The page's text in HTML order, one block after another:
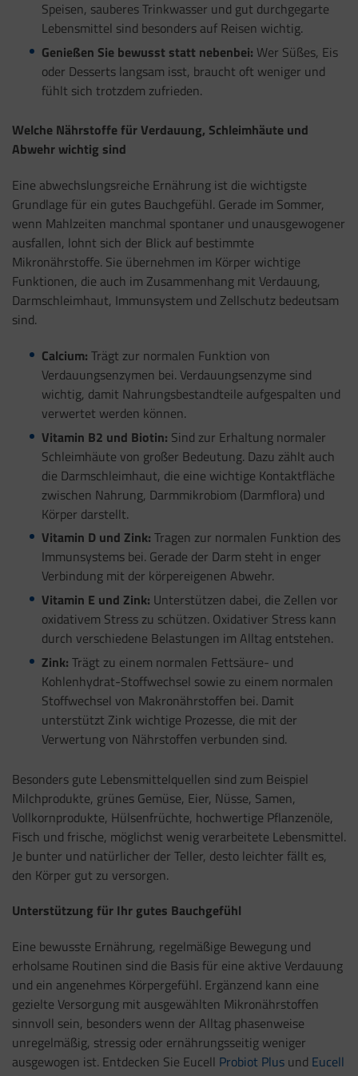
Speisen, sauberes Trinkwasser und gut durchgegarte
Lebensmittel sind besonders auf Reisen wichtig.
Genießen Sie bewusst statt nebenbei: Wer Süßes, Eis
oder Desserts langsam isst, braucht oft weniger und
fühlt sich trotzdem zufrieden.
Welche Nährstoffe für Verdauung, Schleimhäute und
Abwehr wichtig sind
Eine abwechslungsreiche Ernährung ist die wichtigste
Grundlage für ein gutes Bauchgefühl. Gerade im Sommer,
wenn Mahlzeiten manchmal spontaner und unausgewogener
ausfallen, lohnt sich der Blick auf bestimmte
Mikronährstoffe. Sie übernehmen im Körper wichtige
Funktionen, die auch im Zusammenhang mit Verdauung,
Darmschleimhaut, Immunsystem und Zellschutz bedeutsam
sind.
Calcium: Trägt zur normalen Funktion von
Verdauungsenzymen bei. Verdauungsenzyme sind
wichtig, damit Nahrungsbestandteile aufgespalten und
verwertet werden können.
Vitamin B2 und Biotin: Sind zur Erhaltung normaler
Schleimhäute von großer Bedeutung. Dazu zählt auch
die Darmschleimhaut, die eine wichtige Kontaktfläche
zwischen Nahrung, Darmmikrobiom (Darmflora) und
Körper darstellt.
Vitamin D und Zink: Tragen zur normalen Funktion des
Immunsystems bei. Gerade der Darm steht in enger
Verbindung mit der körpereigenen Abwehr.
Vitamin E und Zink: Unterstützen dabei, die Zellen vor
oxidativem Stress zu schützen. Oxidativer Stress kann
durch verschiedene Belastungen im Alltag entstehen.
Zink: Trägt zu einem normalen Fettsäure- und
Kohlenhydrat-Stoffwechsel sowie zu einem normalen
Stoffwechsel von Makronährstoffen bei. Damit
unterstützt Zink wichtige Prozesse, die mit der
Verwertung von Nährstoffen verbunden sind.
Besonders gute Lebensmittelquellen sind zum Beispiel
Milchprodukte, grünes Gemüse, Eier, Nüsse, Samen,
Vollkornprodukte, Hülsenfrüchte, hochwertige Pflanzenöle,
Fisch und frische, möglichst wenig verarbeitete Lebensmittel.
Je bunter und natürlicher der Teller, desto leichter fällt es,
den Körper gut zu versorgen.
Unterstützung für Ihr gutes Bauchgefühl
Eine bewusste Ernährung, regelmäßige Bewegung und
erholsame Routinen sind die Basis für eine aktive Verdauung
und ein angenehmes Körpergefühl. Ergänzend kann eine
gezielte Versorgung mit ausgewählten Mikronährstoffen
sinnvoll sein, besonders wenn der Alltag phasenweise
unregelmäßig, stressig oder ernährungsseitig weniger
ausgewogen ist. Entdecken Sie Eucell Probiot Plus und Eucell